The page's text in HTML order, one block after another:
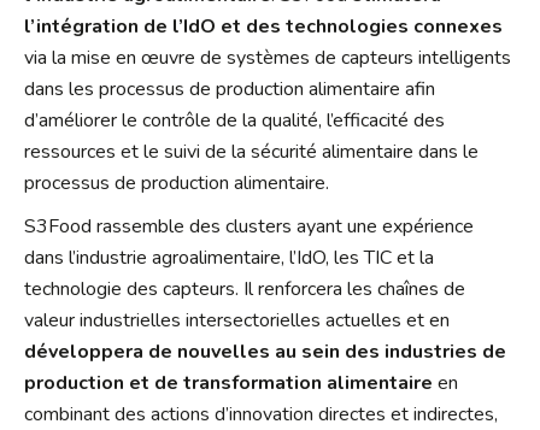
l’intégration de l’IdO et des technologies connexes
via la mise en œuvre de systèmes de capteurs intelligents
dans les processus de production alimentaire afin
d’améliorer le contrôle de la qualité, l’efficacité des
ressources et le suivi de la sécurité alimentaire dans le
processus de production alimentaire.
S3Food rassemble des clusters ayant une expérience
dans l’industrie agroalimentaire, l’IdO, les TIC et la
technologie des capteurs. Il renforcera les chaînes de
valeur industrielles intersectorielles actuelles et en
développera de nouvelles au sein des industries de
production et de transformation alimentaire en
combinant des actions d’innovation directes et indirectes,